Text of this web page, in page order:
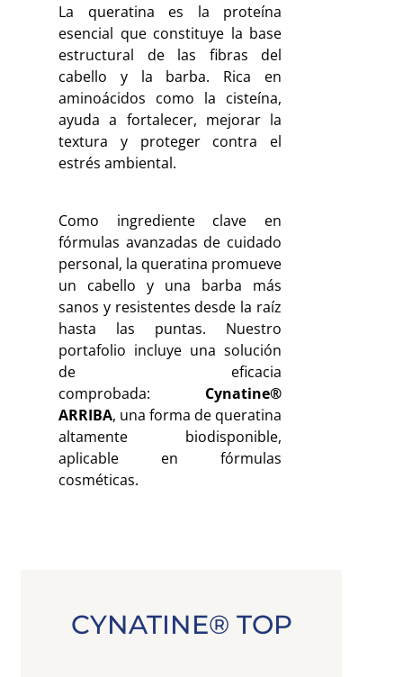
La queratina es la proteína
esencial que constituye la base
estructural de las fibras del
cabello y la barba. Rica en
aminoácidos como la cisteína,
ayuda a fortalecer, mejorar la
textura y proteger contra el
estrés ambiental.
Como ingrediente clave en
fórmulas avanzadas de cuidado
personal, la queratina promueve
un cabello y una barba más
sanos y resistentes desde la raíz
hasta las puntas. Nuestro
portafolio incluye una solución
de eficacia
comprobada: Cynatine®
ARRIBA, una forma de queratina
altamente biodisponible,
aplicable en fórmulas
cosméticas.
CYNATINE® TOP